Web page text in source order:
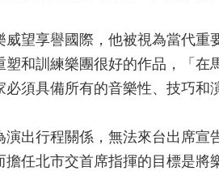
威望享譽國際，他被視為當代
塑和訓練樂團很好的作品，「
必須具備所有的音樂性、技巧和
演出行程關係，無法來台出席
擔任北市交首席指揮的目標是